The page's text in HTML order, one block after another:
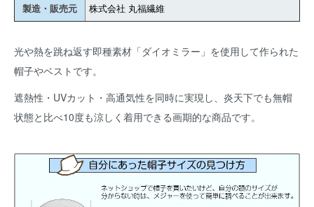
製造・販売元
株式会社 丸福繊維
光や熱を跳ね返す即種素材「ダイオミラー」を使用して作られた
帽子やベストです。
遮熱性・UVカット・高通気性を同時に実現し、炎天下でも無帽
状態と比べ10度も涼しく着用できる画期的な商品です。